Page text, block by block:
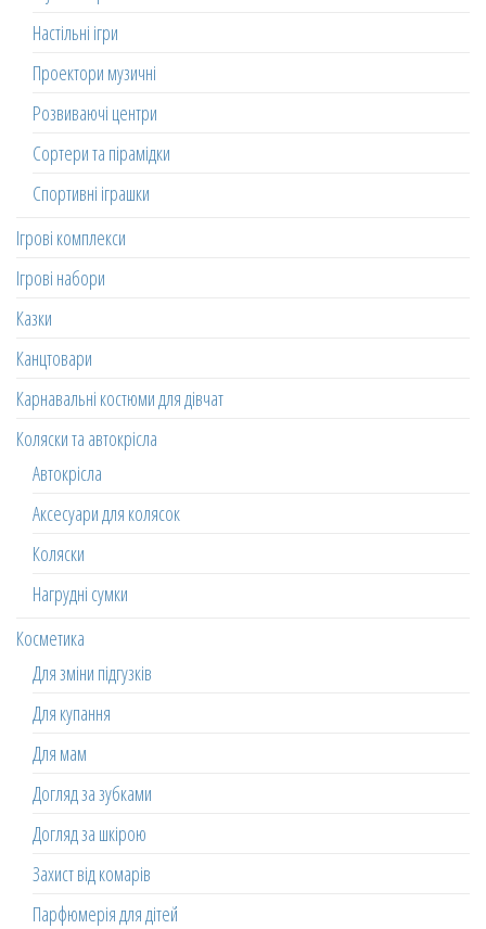
Настільні ігри
Проектори музичні
Розвиваючі центри
Сортери та пірамідки
Спортивні іграшки
Ігрові комплекси
Ігрові набори
Казки
Канцтовари
Карнавальні костюми для дівчат
Коляски та автокрісла
Автокрісла
Аксесуари для колясок
Коляски
Нагрудні сумки
Косметика
Для зміни підгузків
Для купання
Для мам
Догляд за зубками
Догляд за шкірою
Захист від комарів
Парфюмерія для дітей